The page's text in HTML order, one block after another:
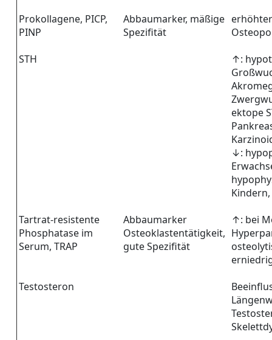
Prokollagene, PICP,
PINP
Abbaumarker, mäßige
Spezifität
STH
↑:
ektope
↓:
Tartrat-resistente
Phosphatase im
Serum, TRAP
Abbaumarker
Osteoklastentätigkeit,
gute Spezifität
↑: bei
Testosteron